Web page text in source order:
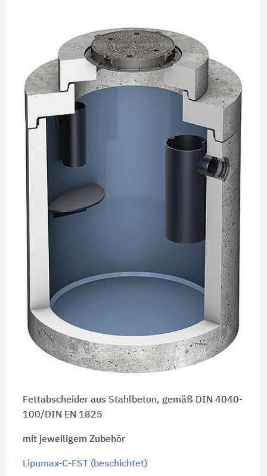
Fettabscheider aus Stahlbeton, gemäß DIN 4040-
100/DIN EN 1825
mit jeweiligem Zubehör
Lipumax-C-FST (beschichtet)